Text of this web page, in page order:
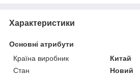
Характеристики
Основні атрибути
Країна виробник
Китай
Стан
Новий